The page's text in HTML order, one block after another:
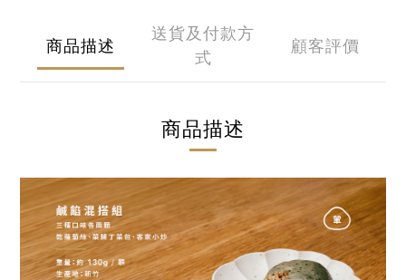
商品描述
送貨及付款方
式
顧客評價
商品描述